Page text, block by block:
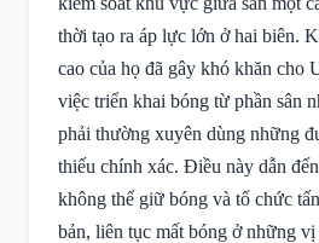
thời tạo ra áp lực lớn ở hai biên.
cao của họ đã gây khó khăn cho
việc triển khai bóng từ phần sân
phải thường xuyên dùng những
thiếu chính xác. Điều này dẫn
không thể giữ bóng và tổ chức
bản, liên tục mất bóng ở những